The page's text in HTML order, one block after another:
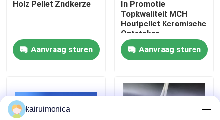
Contact de V.S.
Verzoek om een Citaat
Holz Pellet Zndkerze
Aanvraag sturen
In Promotie
Topkwaliteit MCH
Houtpellet Keramische
Ontsteker
Aanvraag sturen
kairuimonica